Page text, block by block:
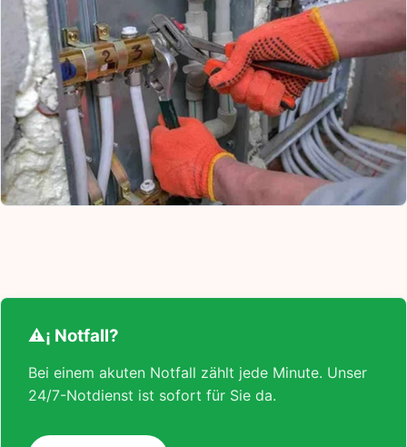
⚠¡ Notfall?
Bei einem akuten Notfall zählt jede Minute. Unser
24/7-Notdienst ist sofort für Sie da.